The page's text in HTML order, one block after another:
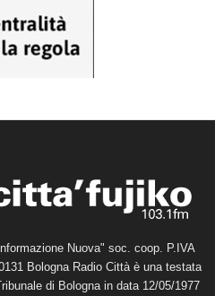
Nuova" soc. coop. P.IVA
Bologna Radio Città è una testata
di Bologna in data 12/05/1977